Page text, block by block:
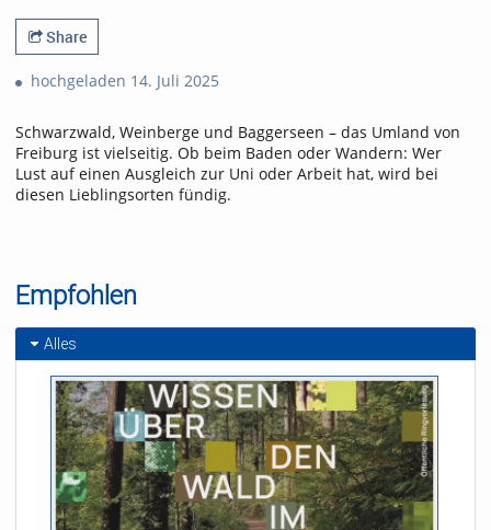
Share
hochgeladen 14. Juli 2025
Schwarzwald, Weinberge und Baggerseen – das Umland von
Freiburg ist vielseitig. Ob beim Baden oder Wandern: Wer
Lust auf einen Ausgleich zur Uni oder Arbeit hat, wird bei
diesen Lieblingsorten fündig.
Empfohlen
Alles